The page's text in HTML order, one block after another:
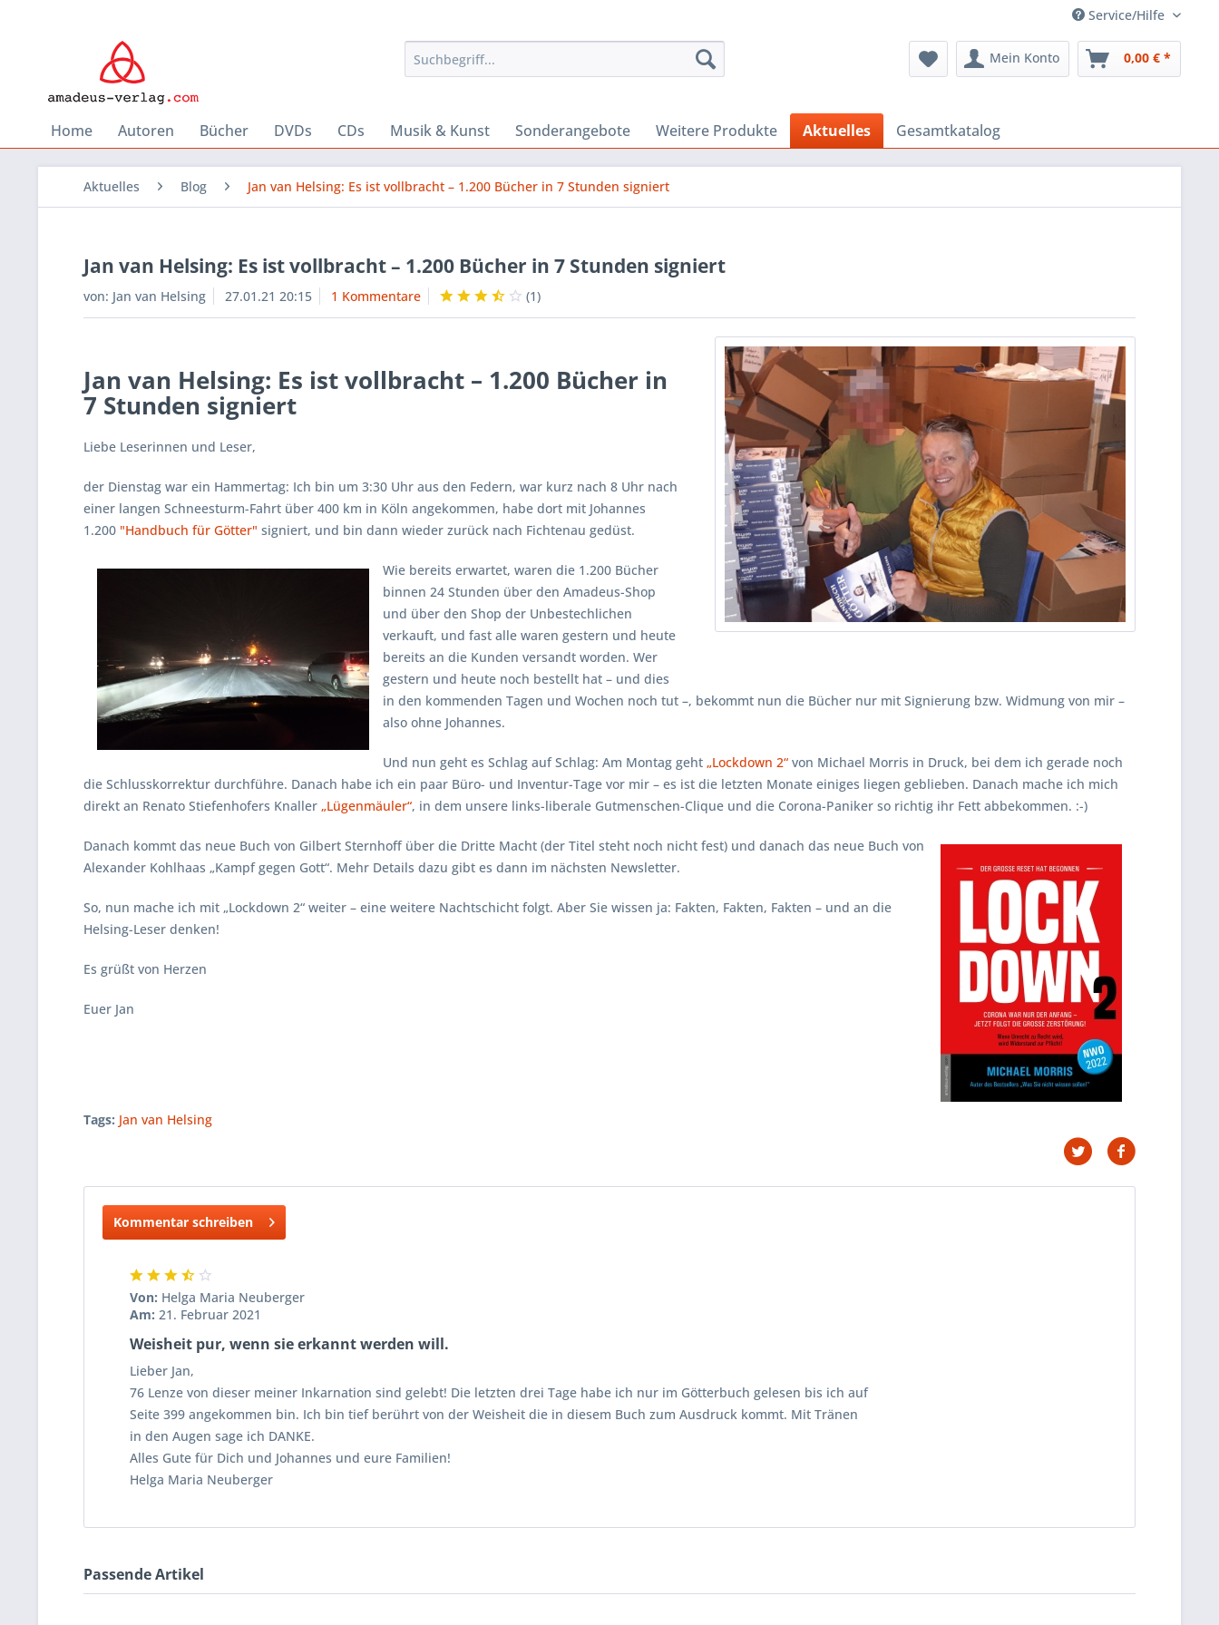
Service/Hilfe
Mein Konto 0,00 € *
Home Autoren Bücher DVDs CDs Musik & Kunst Sonderangebote Weitere Produkte Aktuelles Gesamtkatalog
Aktuelles Blog Jan van Helsing: Es ist vollbracht – 1.200 Bücher in 7 Stunden signiert
Jan van Helsing: Es ist vollbracht – 1.200 Bücher in 7 Stunden signiert
von: Jan van Helsing 27.01.21 20:15 1 Kommentare (1)
Jan van Helsing: Es ist vollbracht – 1.200 Bücher in
7 Stunden signiert
Liebe Leserinnen und Leser,
der Dienstag war ein Hammertag: Ich bin um 3:30 Uhr aus den Federn, war kurz nach 8 Uhr nach
einer langen Schneesturm-Fahrt über 400 km in Köln angekommen, habe dort mit Johannes
1.200 "Handbuch für Götter" signiert, und bin dann wieder zurück nach Fichtenau gedüst.
Wie bereits erwartet, waren die 1.200 Bücher
binnen 24 Stunden über den Amadeus-Shop
und über den Shop der Unbestechlichen
verkauft, und fast alle waren gestern und heute
bereits an die Kunden versandt worden. Wer
gestern und heute noch bestellt hat – und dies
in den kommenden Tagen und Wochen noch tut –, bekommt nun die Bücher nur mit Signierung bzw. Widmung von mir –
also ohne Johannes.
Und nun geht es Schlag auf Schlag: Am Montag geht „Lockdown 2“ von Michael Morris in Druck, bei dem ich gerade noch
die Schlusskorrektur durchführe. Danach habe ich ein paar Büro- und Inventur-Tage vor mir – es ist die letzten Monate einiges liegen geblieben. Danach mache ich mich
direkt an Renato Stiefenhofers Knaller „Lügenmäuler“, in dem unsere links-liberale Gutmenschen-Clique und die Corona-Paniker so richtig ihr Fett abbekommen. :-)
Danach kommt das neue Buch von Gilbert Sternhoff über die Dritte Macht (der Titel steht noch nicht fest) und danach das neue Buch von
Alexander Kohlhaas „Kampf gegen Gott“. Mehr Details dazu gibt es dann im nächsten Newsletter.
So, nun mache ich mit „Lockdown 2“ weiter – eine weitere Nachtschicht folgt. Aber Sie wissen ja: Fakten, Fakten, Fakten – und an die
Helsing-Leser denken!
Es grüßt von Herzen
Euer Jan
Tags: Jan van Helsing
Kommentar schreiben
Von: Helga Maria Neuberger
Am: 21. Februar 2021
Weisheit pur, wenn sie erkannt werden will.
Lieber Jan,
76 Lenze von dieser meiner Inkarnation sind gelebt! Die letzten drei Tage habe ich nur im Götterbuch gelesen bis ich auf
Seite 399 angekommen bin. Ich bin tief berührt von der Weisheit die in diesem Buch zum Ausdruck kommt. Mit Tränen
in den Augen sage ich DANKE.
Alles Gute für Dich und Johannes und eure Familien!
Helga Maria Neuberger
Passende Artikel